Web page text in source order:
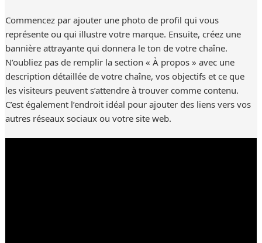
Commencez par ajouter une photo de profil qui vous
représente ou qui illustre votre marque. Ensuite, créez une
bannière attrayante qui donnera le ton de votre chaîne.
N’oubliez pas de remplir la section « À propos » avec une
description détaillée de votre chaîne, vos objectifs et ce que
les visiteurs peuvent s’attendre à trouver comme contenu.
C’est également l’endroit idéal pour ajouter des liens vers vos
autres réseaux sociaux ou votre site web.